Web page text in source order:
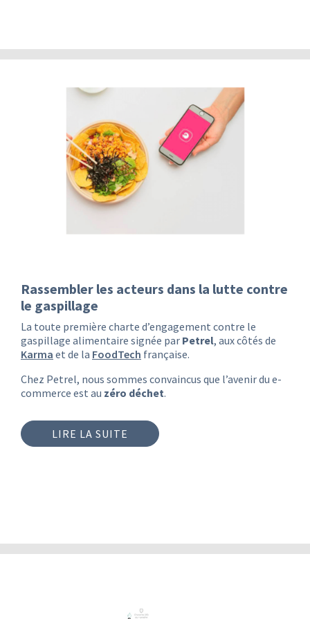
Rassembler les acteurs dans la lutte contre
le gaspillage
La toute première charte d’engagement contre le
gaspillage alimentaire signée par Petrel, aux côtés de
Karma et de la FoodTech française.
Chez Petrel, nous sommes convaincus que l’avenir du e-
commerce est au zéro déchet.
LIRE LA SUITE